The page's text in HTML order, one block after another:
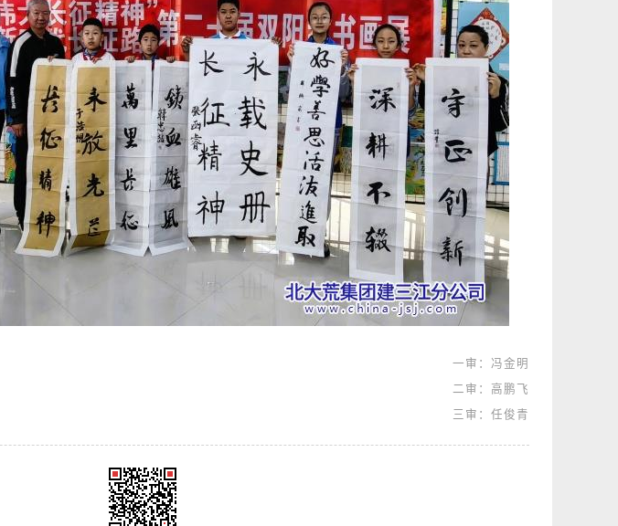
一审：冯金明
二审：高鹏飞
三审：任俊青